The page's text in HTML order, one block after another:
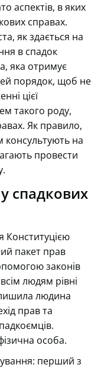
аспектів, в яких
справах.
як здається на
в спадок
яка отримує
порядок, щоб не
цієї
такого роду,
Як правило,
на
провести
спадкових
Конституцією
пакет прав
законів
людям рівні
людина
прав та
особа.
перший з